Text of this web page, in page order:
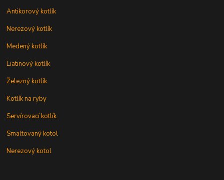
Antikorový kotlík
Nerezový kotlík
Medený kotlík
Liatinový kotlík
Železný kotlík
Kotlík na ryby
Servírovací kotlík
Smaltovaný kotol
Nerezový kotol